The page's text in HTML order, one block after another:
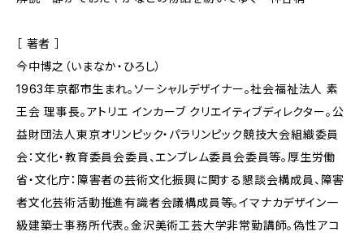
［ 著者 ］
今中博之（いまなか・ひろし）
1963年京都市生まれ。ソーシャルデザイナー。社会福祉法人 素
王会 理事長。アトリエ インカーブ クリエイティブディレクター。公
益財団法人東京オリンピック・パラリンピック競技大会組織委員
会：文化・教育委員会委員、エンブレム委員会委員等。厚生労働
省・文化庁：障害者の芸術文化振興に関する懇談会構成員、障害
者文化芸術活動推進有識者会議構成員等。イマナカデザイン一
級建築士事務所代表。金沢美術工芸大学非常勤講師。偽性アコ